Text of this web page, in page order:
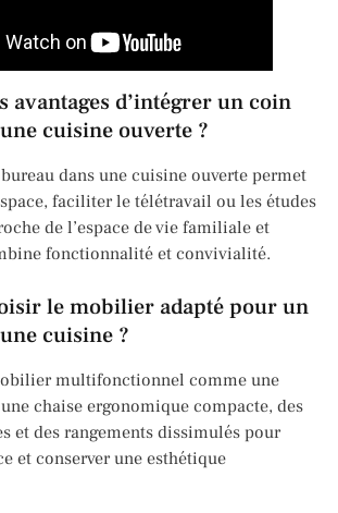
avantages d’intégrer un coin
cuisine ouverte ?
dans une cuisine ouverte permet
faciliter le télétravail ou les études
de l’espace de vie familiale et
fonctionnalité et convivialité.
le mobilier adapté pour un
cuisine ?
multifonctionnel comme une
chaise ergonomique compacte, des
et des rangements dissimulés pour
et conserver une esthétique